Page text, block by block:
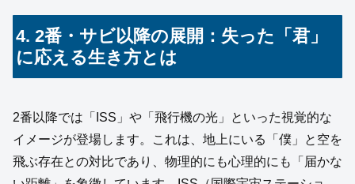
4. 2番・サビ以降の展開：失った「君」
に応える生き方とは
2番以降では「ISS」や「飛行機の光」といった視覚的な
イメージが登場します。これは、地上にいる「僕」と空を
飛ぶ存在との対比であり、物理的にも心理的にも「届かな